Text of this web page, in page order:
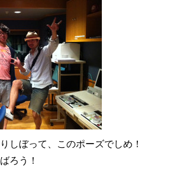
しぼって、このポーズでしめ！
ろう！